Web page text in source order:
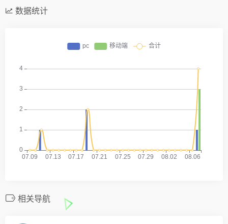
数据统计
相关导航